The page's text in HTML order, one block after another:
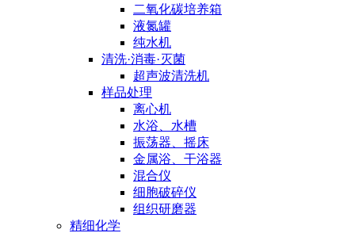
二氧化碳培养箱
液氮罐
纯水机
清洗·消毒·灭菌
超声波清洗机
样品处理
离心机
水浴、水槽
振荡器、摇床
金属浴、干浴器
混合仪
细胞破碎仪
组织研磨器
精细化学